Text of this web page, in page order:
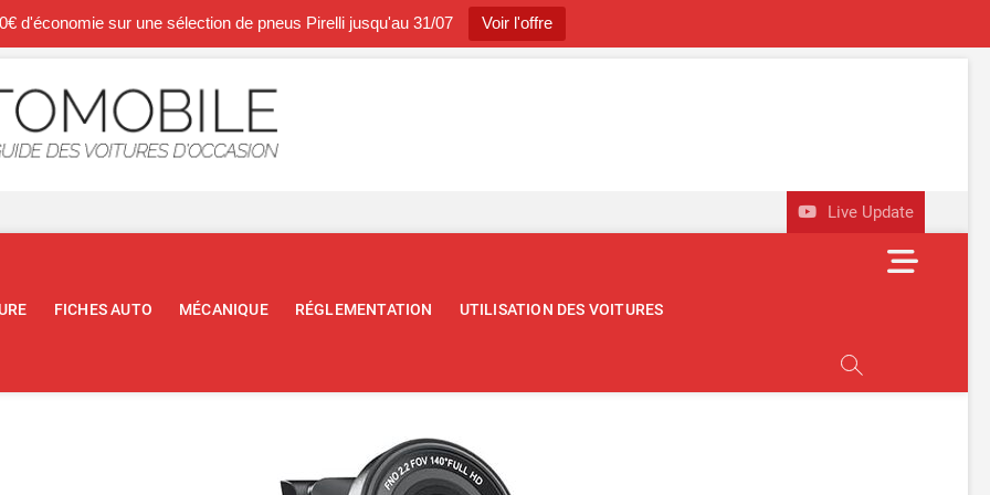
d'économie sur une sélection de pneus Pirelli jusqu'au 31/07 Voir l'offre
Live Update
FICHES AUTO MÉCANIQUE RÉGLEMENTATION UTILISATION DES VOITURES
M
e
t